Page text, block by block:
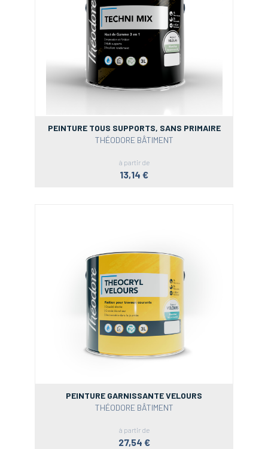
PEINTURE TOUS SUPPORTS, SANS PRIMAIRE
THÉODORE BÂTIMENT
à partir de
13,14 €
PEINTURE GARNISSANTE VELOURS
THÉODORE BÂTIMENT
à partir de
27,54 €